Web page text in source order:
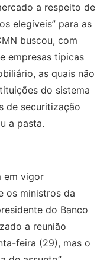
a respeito de
elegíveis” para as
buscou, com
empresas típicas
as quais não
do sistema
de securitização
a pasta.
em vigor
os ministros da
do Banco
a reunião
feira (29), mas o